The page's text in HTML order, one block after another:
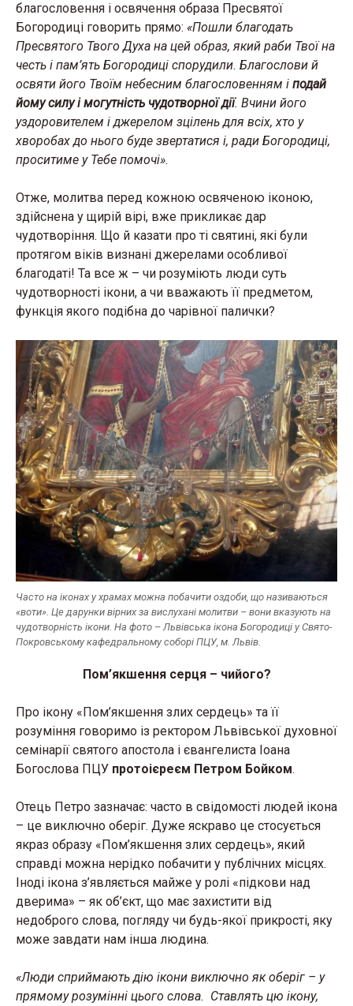
благословення і освячення образа Пресвятої
Богородиці говорить прямо: «Пошли благодать
Пресвятого Твого Духа на цей образ, який раби Твої на
честь і пам’ять Богородиці спорудили. Благослови й
освяти його Твоїм небесним благословенням і подай
йому силу і могутність чудотворної дії. Вчини його
уздоровителем і джерелом зцілень для всіх, хто у
хворобах до нього буде звертатися і, ради Богородиці,
проси­тиме у Тебе помочі».
Отже, молитва перед кожною освяченою іконою,
здійснена у щирій вірі, вже прикликає дар
чудотворіння. Що й казати про ті святині, які були
протягом віків визнані джерелами особливої
благодаті! Та все ж – чи розуміють люди суть
чудотворності ікони, а чи вважають її предметом,
функція якого подібна до чарівної палички?
Часто на іконах у храмах можна побачити оздоби, що називаються
«воти». Це дарунки вірних за вислухані молитви – вони вказують на
чудотворність ікони. На фото – Львівська ікона Богородиці у Свято-
Покровському кафедральному соборі ПЦУ, м. Львів.
Пом’якшення серця – чийого?
Про ікону «Пом’якшення злих сердець» та її
розуміння говоримо із ректором Львівської духовної
семінарії святого апостола і євангелиста Іоана
Богослова ПЦУ протоієреєм Петром Бойком.
Отець Петро зазначає: часто в свідомості людей ікона
– це виключно оберіг. Дуже яскраво це стосується
якраз образу «Пом’якшення злих сердець», який
справді можна нерідко побачити у публічних місцях.
Іноді ікона з’являється майже у ролі «підкови над
дверима» – як об’єкт, що має захистити від
недоброго слова, погляду чи будь-якої прикрості, яку
може завдати нам інша людина.
«Люди сприймають дію ікони виключно як оберіг – у
прямому розумінні цього слова. Ставлять цю ікону,